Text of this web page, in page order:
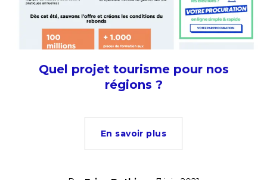
Quel projet tourisme pour nos
régions ?
En savoir plus